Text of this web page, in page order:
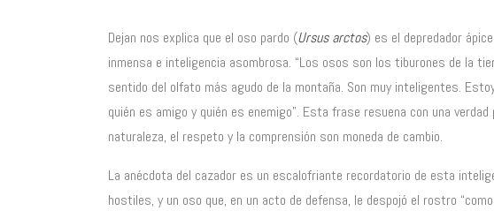
Dejan nos explica que el oso pardo (Ursus arctos) es el depredador
inmensa e inteligencia asombrosa. “Los osos son los tiburones de la
sentido del olfato más agudo de la montaña. Son muy inteligentes.
quién es amigo y quién es enemigo”. Esta frase resuena con una
naturaleza, el respeto y la comprensión son moneda de cambio.
La anécdota del cazador es un escalofriante recordatorio de esta
hostiles, y un oso que, en un acto de defensa, le despojó el rostro